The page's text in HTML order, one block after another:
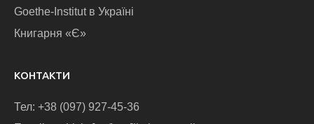
Goethe-Institut в Україні
Книгарня «Є»
КОНТАКТИ
Тел: +38 (097) 927-45-36